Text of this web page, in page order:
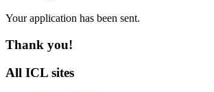
Your application has been sent.
Thank you!
All ICL sites